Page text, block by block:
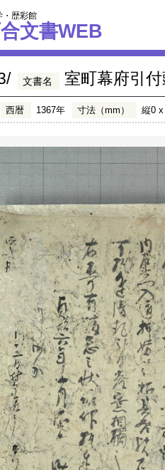
・歴彩館
文書WEB
文書名 室町幕府引
西暦 1367年 寸法（mm） 縦0